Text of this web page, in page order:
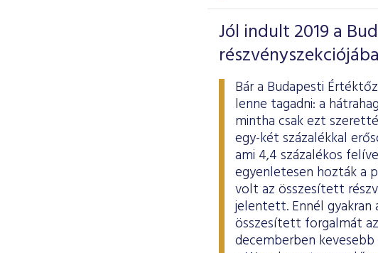
Jól indult 2019 a
Bár a Budapesti
lenne tagadni: a
mintha csak ezt
egy-két százalékkal
ami 4,4 százalékos
egyenletesen hozták a
volt az összesített
jelentett. Ennél gyakran
összesített forgalmát
decemberben